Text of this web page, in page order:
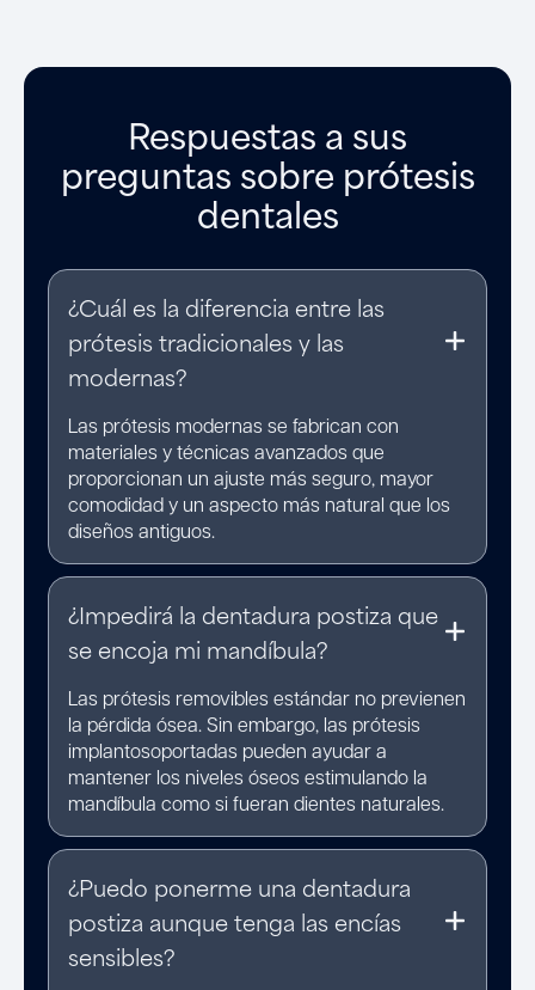
Respuestas a sus
preguntas sobre prótesis
dentales
¿Cuál es la diferencia entre las
prótesis tradicionales y las
modernas?
Las prótesis modernas se fabrican con
materiales y técnicas avanzados que
proporcionan un ajuste más seguro, mayor
comodidad y un aspecto más natural que los
diseños antiguos.
¿Impedirá la dentadura postiza que
se encoja mi mandíbula?
Las prótesis removibles estándar no previenen
la pérdida ósea. Sin embargo, las prótesis
implantosoportadas pueden ayudar a
mantener los niveles óseos estimulando la
mandíbula como si fueran dientes naturales.
¿Puedo ponerme una dentadura
postiza aunque tenga las encías
sensibles?